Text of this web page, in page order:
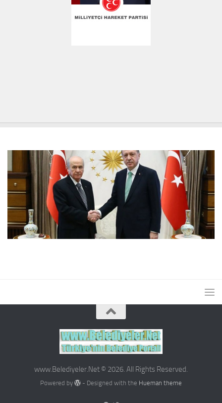
www.Belediyeler.Net © 2026. All Rights Reserved.
Powered by - Designed with the Hueman theme